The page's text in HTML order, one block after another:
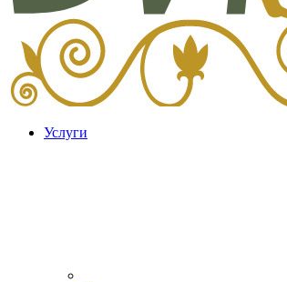
Услуги